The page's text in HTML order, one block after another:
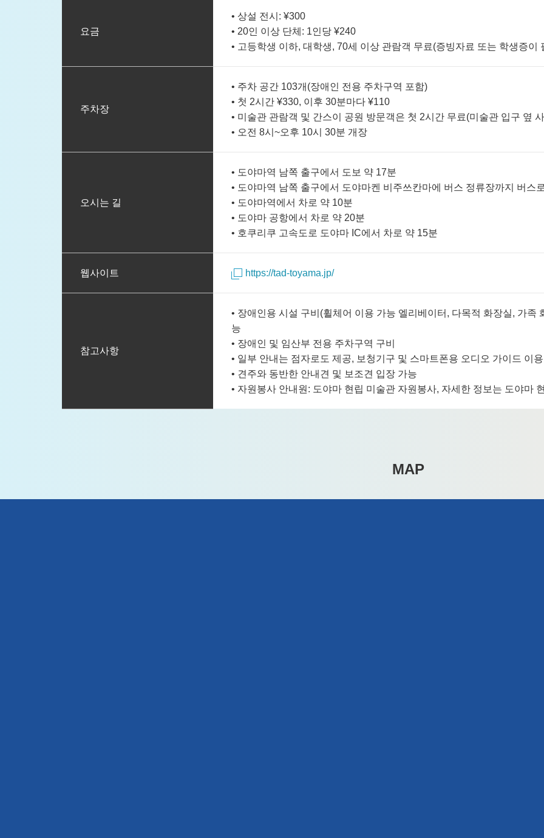
요금
• 상설 전시: ¥300
• 20인 이상 단체: 1인당 ¥240
• 고등학생 이하, 대학생, 70세 이상 관람객 무료(증빙자료 또는 학생증이
주차장
• 주차 공간 103개(장애인 전용 주차구역 포함)
• 첫 2시간 ¥330, 이후 30분마다 ¥110
• 미술관 관람객 및 간스이 공원 방문객은 첫 2시간 무료(미술관 입구 옆
• 오전 8시~오후 10시 30분 개장
오시는 길
• 도야마역 남쪽 출구에서 도보 약 17분
• 도야마역 남쪽 출구에서 도야마켄 비주쓰칸마에 버스 정류장까지 버스
• 도야마역에서 차로 약 10분
• 도야마 공항에서 차로 약 20분
• 호쿠리쿠 고속도로 도야마 IC에서 차로 약 15분
웹사이트 https://tad-toyama.jp/
참고사항
• 장애인용 시설 구비(휠체어 이용 가능 엘리베이터, 다목적 화장실, 가족
능
• 장애인 및 임산부 전용 주차구역 구비
• 일부 안내는 점자로도 제공, 보청기구 및 스마트폰용 오디오 가이드 이
• 견주와 동반한 안내견 및 보조견 입장 가능
• 자원봉사 안내원: 도야마 현립 미술관 자원봉사, 자세한 정보는 도야마
MAP